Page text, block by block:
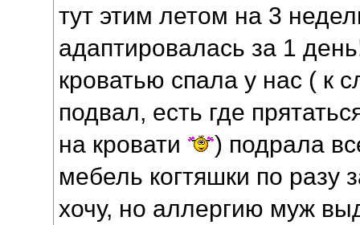
тут этим летом на 3
адаптировалась за 1
кроватью спала у нас ( к
подвал, есть где
на кровати
) подрала
мебель когтяшки по разу
хочу, но аллергию муж